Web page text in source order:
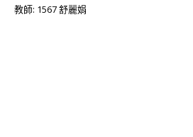
教師: 1567 舒麗娟